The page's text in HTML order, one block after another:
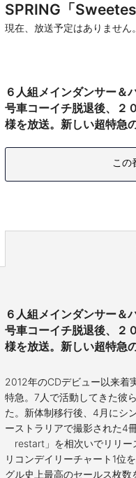
SPRING「
現在、放送予定はありません。
６人組メインダンサー＆
号車コーイチ脱退後、２
様を放送。新しい超特急
この
６人組メインダンサー＆
号車コーイチ脱退後、２
様を放送。新しい超特急
2012年のCDデビュー以来着
特急。7人で活動してきた彼
た。新体制移行後、4月に
ーストラリアで撮影された4
restart」を相次いでリリ
リコンデイリーチャート1位
グル史上最高のセールス枚数